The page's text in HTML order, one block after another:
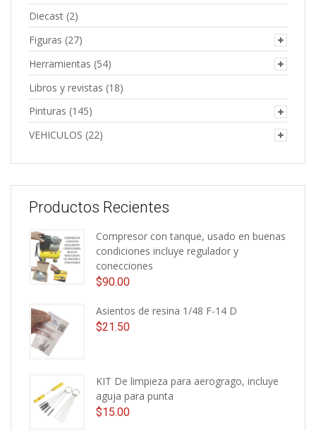
Diecast (2)
Figuras (27)
Herramientas (54)
Libros y revistas (18)
Pinturas (145)
VEHICULOS (22)
Productos Recientes
Compresor con tanque, usado en buenas
condiciones incluye regulador y
conecciones
$90.00
Asientos de resina 1/48 F-14 D
$21.50
KIT De limpieza para aerogrago, incluye
aguja para punta
$15.00